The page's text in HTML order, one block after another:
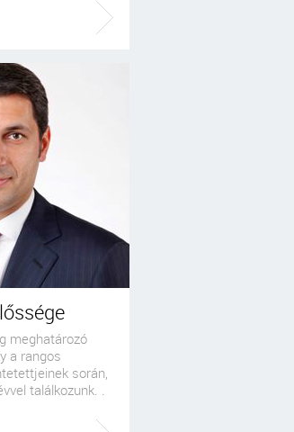
meghatározó
a rangos
során,
találkozunk. .